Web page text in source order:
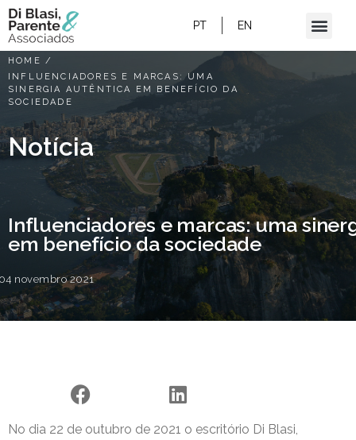
PT EN
HOME /
INFLUENCIADORES E MARCAS: UMA
SINERGIA AUTÊNTICA EM BENEFÍCIO DA
SOCIEDADE
Notícia
Influenciadores e marcas: uma
em benefício da sociedade
novembro 2021
No dia 22 de outubro de 2021 o escritório Di Blasi,